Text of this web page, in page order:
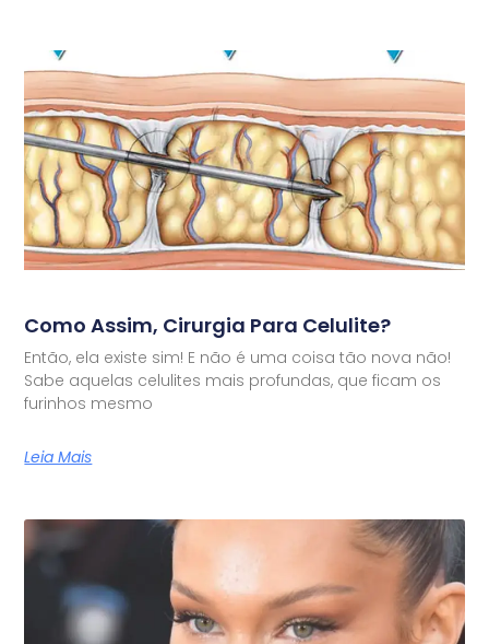
Como Assim, Cirurgia Para Celulite?
Então, ela existe sim! E não é uma coisa tão nova não!
Sabe aquelas celulites mais profundas, que ficam os
furinhos mesmo
Leia Mais